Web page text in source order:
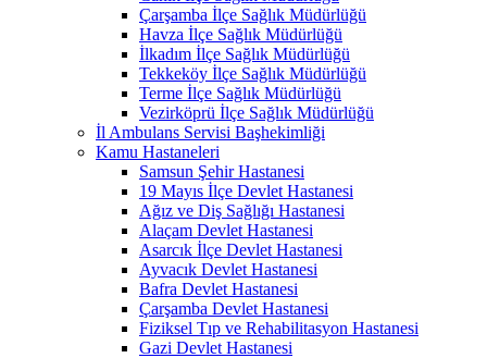
Çarşamba İlçe Sağlık Müdürlüğü
Havza İlçe Sağlık Müdürlüğü
İlkadım İlçe Sağlık Müdürlüğü
Tekkeköy İlçe Sağlık Müdürlüğü
Terme İlçe Sağlık Müdürlüğü
Vezirköprü İlçe Sağlık Müdürlüğü
İl Ambulans Servisi Başhekimliği
Kamu Hastaneleri
Samsun Şehir Hastanesi
19 Mayıs İlçe Devlet Hastanesi
Ağız ve Diş Sağlığı Hastanesi
Alaçam Devlet Hastanesi
Asarcık İlçe Devlet Hastanesi
Ayvacık Devlet Hastanesi
Bafra Devlet Hastanesi
Çarşamba Devlet Hastanesi
Fiziksel Tıp ve Rehabilitasyon Hastanesi
Gazi Devlet Hastanesi